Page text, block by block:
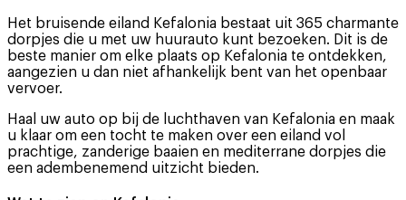
Het bruisende eiland Kefalonia bestaat uit 365 charmante
dorpjes die u met uw huurauto kunt bezoeken. Dit is de
beste manier om elke plaats op Kefalonia te ontdekken,
aangezien u dan niet afhankelijk bent van het openbaar
vervoer.
Haal uw auto op bij de luchthaven van Kefalonia en maak
u klaar om een tocht te maken over een eiland vol
prachtige, zanderige baaien en mediterrane dorpjes die
een adembenemend uitzicht bieden.